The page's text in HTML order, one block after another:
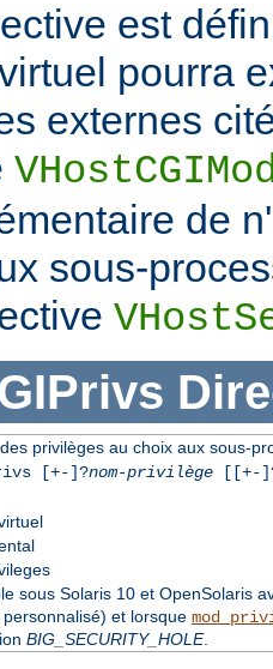
est
pourra
externes
de
sous-
privilèges au choix aux sous-
[+-]?nom-privilège[[+-
sous Solaris 10 et OpenSolaris
et lorsque
BIG_SECURITY_HOLE.